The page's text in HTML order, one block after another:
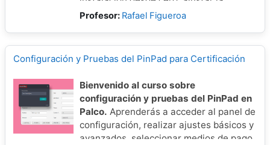
configuración y conocer los distintos
Profesor: Rafael Figueroa
Configuración y Pruebas del PinPad para Certificación
Bienvenido al curso sobre
configuración y pruebas del PinPad en
Palco. Aprenderás a acceder al panel de
configuración, realizar ajustes básicos y
avanzados, seleccionar medios de pago